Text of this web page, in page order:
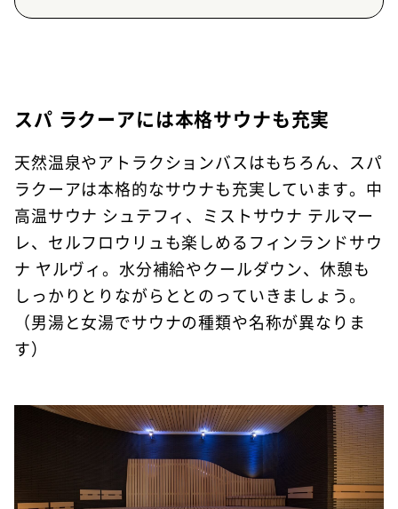
スパ ラクーアには本格サウナも充実
天然温泉やアトラクションバスはもちろん、スパ
ラクーアは本格的なサウナも充実しています。中
高温サウナ シュテフィ、ミストサウナ テルマー
レ、セルフロウリュも楽しめるフィンランドサウ
ナ ヤルヴィ。水分補給やクールダウン、休憩も
しっかりとりながらととのっていきましょう。
（男湯と女湯でサウナの種類や名称が異なりま
す）